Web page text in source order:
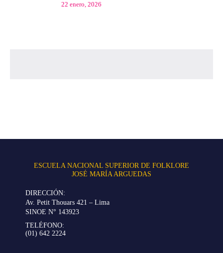
22 enero, 2026
ESCUELA NACIONAL SUPERIOR DE FOLKLORE
JOSÉ MARÍA ARGUEDAS
DIRECCIÓN:
Av. Petit Thouars 421 – Lima
SINOE N° 143923
TELÉFONO:
(01) 642 2224